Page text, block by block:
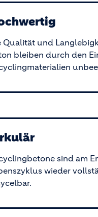
Qualität und
bleiben durch den
sind am
wieder